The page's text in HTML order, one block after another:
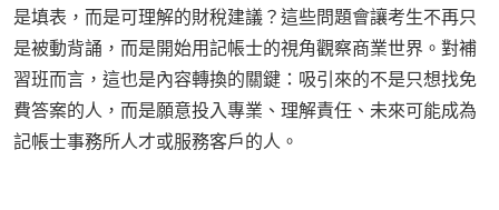
是填表，而是可理解的財稅建議？這些問題會讓考生不再只
是被動背誦，而是開始用記帳士的視角觀察商業世界。對補
習班而言，這也是內容轉換的關鍵：吸引來的不是只想找免
費答案的人，而是願意投入專業、理解責任、未來可能成為
記帳士事務所人才或服務客戶的人。